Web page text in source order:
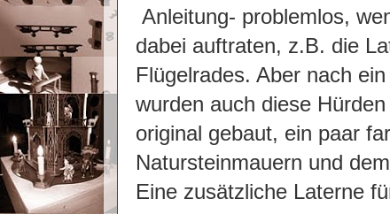
Anleitung- problemlos,
dabei auftraten, z.B. die
Flügelrades. Aber nach
wurden auch diese
original gebaut, ein paar
Natursteinmauern und
Eine zusätzliche Laterne